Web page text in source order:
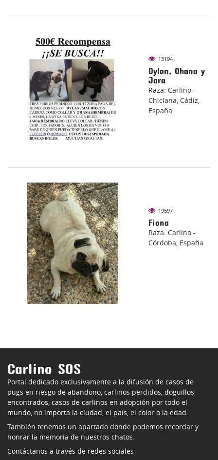
13194
Dylan, Ohana y
Jara
Raza: Carlino -
Chiclana, Cádiz,
España
19597
Fiona
Raza: Carlino -
Córdoba, España
Carlino SOS
Portal dedicado exclusivamente a la difusión de casos de
pugs en riesgo de abandono, carlinos perdidos, doguillos
encontrados, casos de carlinos en adopción por todo el
mundo, no importa la ciudad, el país, el color o la edad.
También tenemos un apartado donde podemos recordar y
honrar la memoria de nuestros chatos.
Contáctanos a través de redes sociales